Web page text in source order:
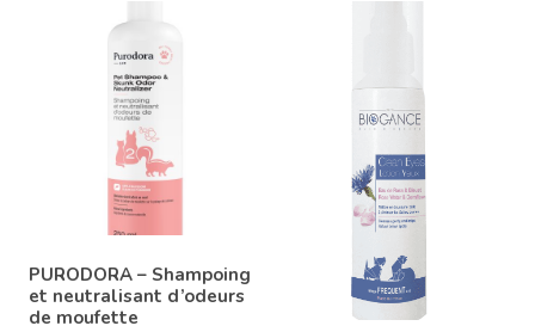
PURODORA – Shampoing
et neutralisant d’odeurs
de moufette